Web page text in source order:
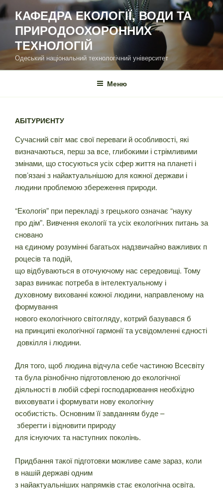
Перейти
до
вмісту
КАФЕДРА ЕКОЛОГІЇ, ВОДИ ТА
ПРИРОДООХОРОННИХ
ТЕХНОЛОГІЙ
Одеський національний технологічний університет
Меню
АБІТУРИЄНТУ
Сучасний світ має свої переваги й особливості, які
визначаються, перш за все, глибокими і стрімливими
змінами, що стосуються усіх сфер життя на планеті і
пов’язані з найактуальнішою для кожної держави і
людини проблемою збереження природи.
“Екологія” при перекладі з грецького означає “науку
про дім”. Вивчення екології та усіх екологічних питань за
сновано
на єдиному розумінні багатьох надзвичайно важливих п
роцесів та подій,
що відбуваються в оточуючому нас середовищі. Тому
зараз виникає потреба в інтелектуальному і
духовному вихованні кожної людини, направленому на
формування
нового екологічного світогляду, котрий базувався б
на принципі екологічної гармонії та усвідомленні єдності
довкілля і людини.
Для того, щоб людина відчула себе частиною Всесвіту
та була різнобічно підготовленою до екологічної
діяльності в любій сфері господарювання необхідно
виховувати і формувати нову екологічну
особистість. Основним її завданням буде –
зберегти і відновити природу
для існуючих та наступних поколінь.
Придбання такої підготовки можливе саме зараз, коли
в нашій державі одним
з найактуальніших напрямків стає екологічна освіта.